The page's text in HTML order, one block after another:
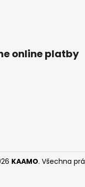
online platby
KAAMO. Všechna